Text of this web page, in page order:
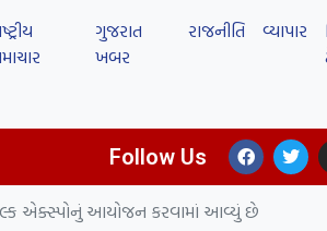
ગુજરાત
ખબર
રાજનીતિ વ્યાપાર
Follow Us
એક્સ્પોનું આયોજન કરવામાં આવ્યું છે